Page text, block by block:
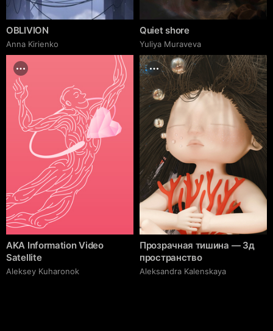
OBLIVION
Anna Kirienko
Quiet shore
Yuliya Muraveva
AKA Information Video
Satellite
Aleksey Kuharonok
Прозрачная тишина — 3д
пространство
Aleksandra Kalenskaya